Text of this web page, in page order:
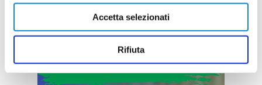
Accetta selezionati
Rifiuta